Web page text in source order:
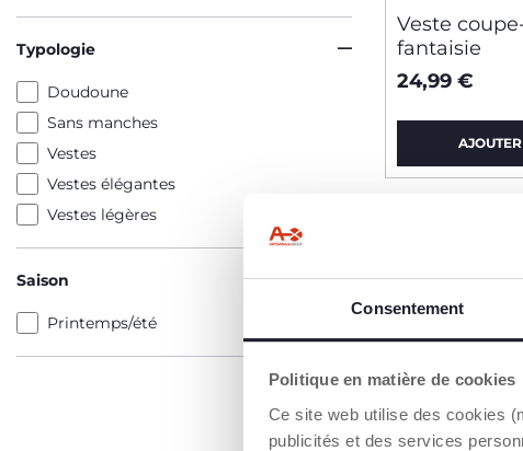
Consentement
Politique en matière de cookies
Ce site web utilise des cookies
publicités et des services
Typologie
Doudoune
Sans manches
Vestes
Vestes élégantes
Vestes légères
Saison
Printemps/été
Veste
fantaisie
24,99 €